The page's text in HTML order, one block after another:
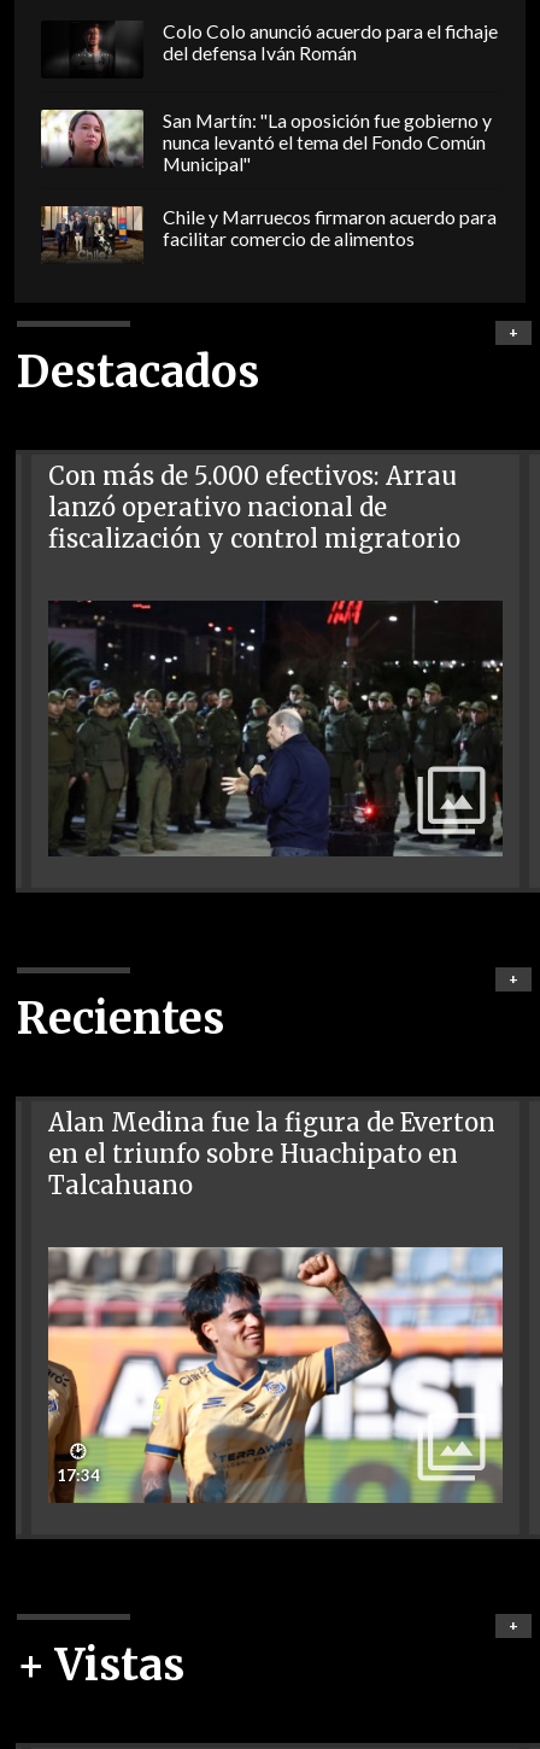
Colo Colo anunció acuerdo para el fichaje
del defensa Iván Román
San Martín: "La oposición fue gobierno y
nunca levantó el tema del Fondo Común
Municipal"
Chile y Marruecos firmaron acuerdo para
facilitar comercio de alimentos
Destacados
+
Con más de 5.000 efectivos: Arrau
lanzó operativo nacional de
fiscalización y control migratorio
Recientes
+
Alan Medina fue la figura de Everton
en el triunfo sobre Huachipato en
Talcahuano
🕑
17:34
+ Vistas
+